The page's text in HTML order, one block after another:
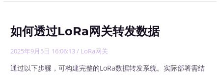
如何透过LoRa网关转发数据
2025年9月5日 16:06:13/ LoRa网关
通过以下步骤，可构建完整的LoRa数据转发系统。实际部署需结